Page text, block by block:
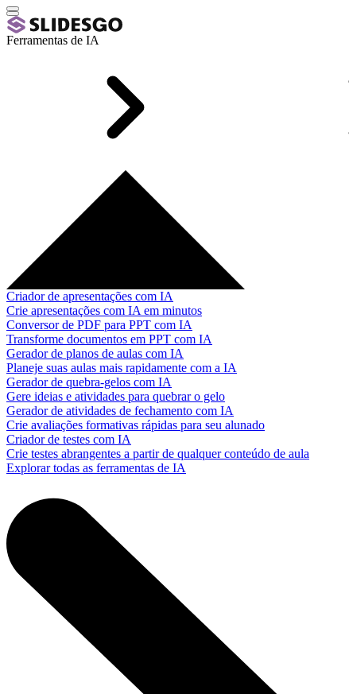
Ferramentas de IA
Criador de apresentações com IA
Crie apresentações com IA em minutos
Conversor de PDF para PPT com IA
Transforme documentos em PPT com IA
Gerador de planos de aulas com IA
Planeje suas aulas mais rapidamente com a IA
Gerador de quebra-gelos com IA
Gere ideias e atividades para quebrar o gelo
Gerador de atividades de fechamento com IA
Crie avaliações formativas rápidas para seu alunado
Criador de testes com IA
Crie testes abrangentes a partir de qualquer conteúdo de aula
Explorar todas as ferramentas de IA